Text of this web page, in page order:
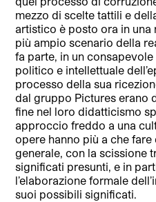
mezzo di scelte tattili e
artistico è posto ora in
più ampio scenario della
fa parte, in un
politico e intellettuale
processo della sua
dal gruppo Pictures erano
fine nel loro didatticismo
approccio freddo a una
opere hanno più a che fare
generale, con la scissione
significati presunti, e in
l’elaborazione formale
suoi possibili significati.